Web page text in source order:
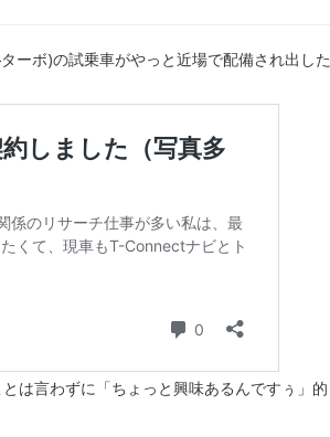
ーボ)の試乗車がやっと近場で配備され出した
は言わずに「ちょっと興味あるんですぅ」的